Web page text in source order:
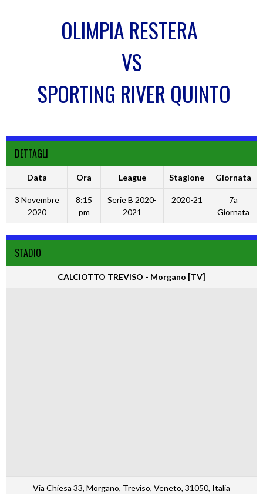
OLIMPIA RESTERA
VS
SPORTING RIVER QUINTO
DETTAGLI
Data Ora League Stagione Giornata
3 Novembre
2020
8:15
pm
Serie B 2020-
2021
2020-21
7a
Giornata
STADIO
CALCIOTTO TREVISO - Morgano [TV]
Via Chiesa 33, Morgano, Treviso, Veneto, 31050, Italia